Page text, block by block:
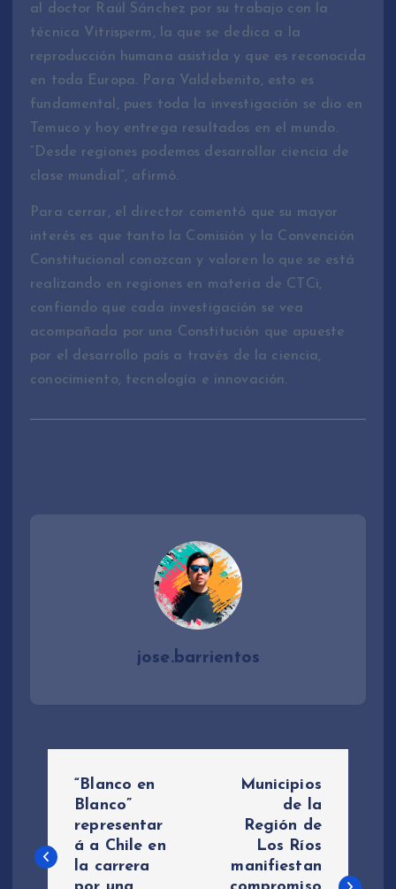
al doctor Raúl Sánchez por su trabajo con la
técnica Vitrisperm, la que se dedica a la
reproducción humana asistida y que es reconocida
en toda Europa. Para Valdebenito, esto es
fundamental, pues toda la investigación se dio en
Temuco y hoy entrega resultados en el mundo.
“Desde regiones podemos desarrollar ciencia de
clase mundial”, afirmó.
Para cerrar, el director comentó que su mayor
interés es que tanto la Comisión y la Convención
Constitucional conozcan y valoren lo que se está
realizando en regiones en materia de CTCi,
confiando que cada investigación se vea
acompañada por una Constitución que apueste
por el desarrollo país a través de la ciencia,
conocimiento, tecnología e innovación.
jose.barrientos
v
“Blanco en
Blanco”
representar
á a Chile en
la carrera
Municipios
de la
Región de
Los Ríos
manifiestan